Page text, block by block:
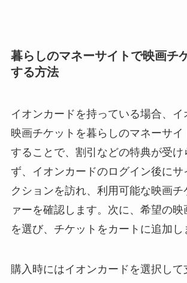
暮らしのマネーサイトで映画チ
する方法
イオンカードを持っている場合、
映画チケットを暮らしのマネーサイ
することで、割引などの特典が受け
ず、イオンカードのログイン後にサ
クションを訪れ、利用可能な映画チ
ァーを確認します。次に、希望の映
を選び、チケットをカートに追加し
購入時にはイオンカードを選択して